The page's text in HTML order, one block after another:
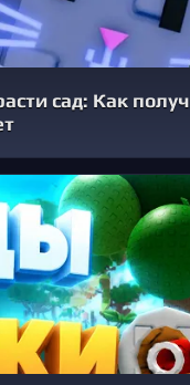
сад: Как